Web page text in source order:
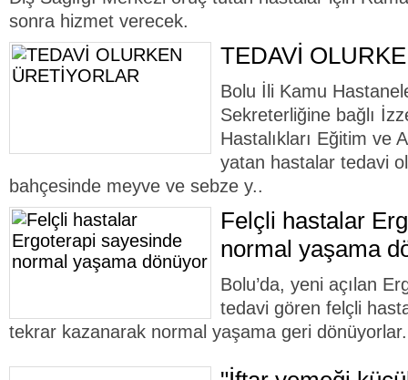
sonra hizmet verecek.
TEDAVİ
Bolu İli Kamu
Sekreterliğine bağlı
Hastalıkları Eğitim ve
yatan hastalar tedavi
bahçesinde meyve ve sebze y..
Felçli hastalar
normal yaşama
Bolu’da, yeni açılan
tedavi gören felçli
tekrar kazanarak normal yaşama geri dönüyorlar.